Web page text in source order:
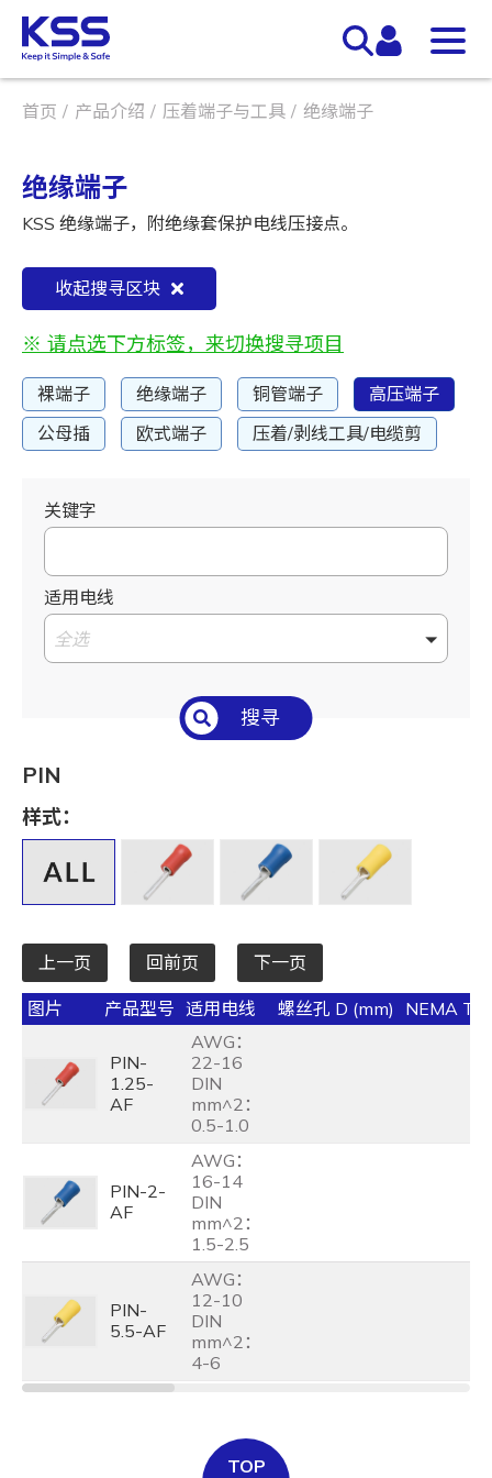
首页 产品介绍 压着端子与工具 绝缘端子
绝缘端子
KSS 绝缘端子，附绝缘套保护电线压接点。
收起搜寻区块
※ 请点选下方标签，来切换搜寻项目
裸端子 绝缘端子 铜管端子
高压端子
公母插
欧式端子 压着/剥线工具/电缆剪
关键字
适用电线
全选
搜寻
PIN
样式：
上一页 回前页 下一页
图片 产品型号 适用电线 螺丝孔 D (mm) NEMA
PIN-
1.25-
AF
AWG：
22-16
DIN
mm^2：
0.5-1.0
PIN-2-
AF
AWG：
16-14
DIN
mm^2：
1.5-2.5
PIN-
5.5-AF
AWG：
12-10
DIN
mm^2：
4-6
TOP